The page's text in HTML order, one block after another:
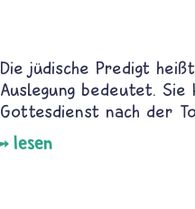
Die jüdische Predigt
Auslegung bedeutet. Sie
Gottesdienst nach der
lesen